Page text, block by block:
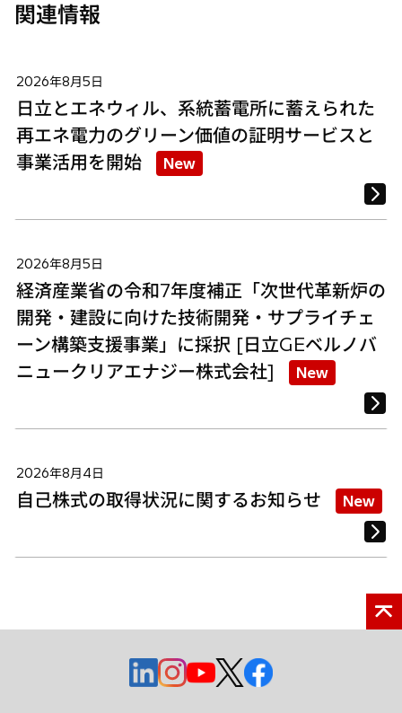
関連情報
2026年8月5日
日立とエネウィル、系統蓄電所に蓄えられた
再エネ電力のグリーン価値の証明サービスと
事業活用を開始
New
2026年8月5日
経済産業省の令和7年度補正「次世代革新炉の
開発・建設に向けた技術開発・サプライチェ
ーン構築支援事業」に採択 [日立GEベルノバ
ニュークリアエナジー株式会社]
New
2026年8月4日
自己株式の取得状況に関するお知らせ New
新
し
新
新
し
新
し
新